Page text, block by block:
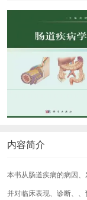
内容简介
本书从肠道疾病的病因
并对临床表现、诊断、